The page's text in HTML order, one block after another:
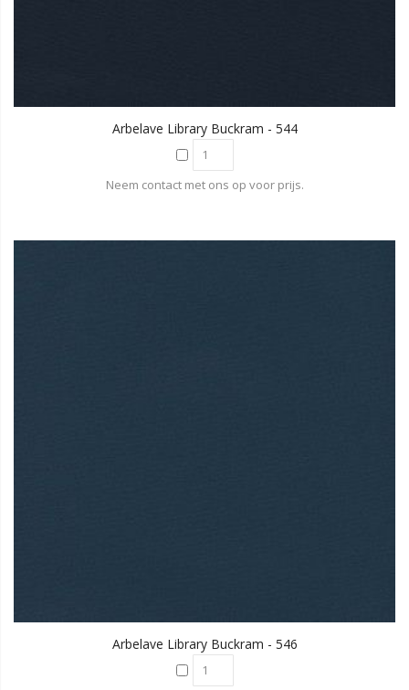
Arbelave Library Buckram - 544
Neem contact met ons op voor prijs.
Arbelave Library Buckram - 546